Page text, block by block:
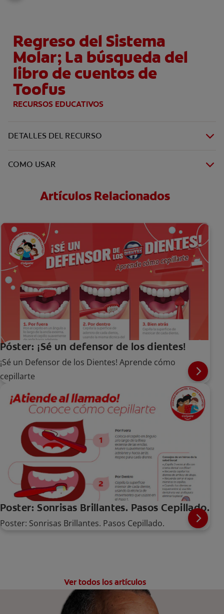
Regreso del Sistema
Molar; La búsqueda del
libro de cuentos de
Toofus
RECURSOS EDUCATIVOS
DETALLES DEL RECURSO
COMO USAR
Artículos Relacionados
Póster: ¡Sé un defensor de los dientes!
¡Sé un Defensor de los Dientes! Aprende cómo
cepillarte
Poster: Sonrisas Brillantes. Pasos Cepillado.
Poster: Sonrisas Brillantes. Pasos Cepillado.
Ver todos los artículos